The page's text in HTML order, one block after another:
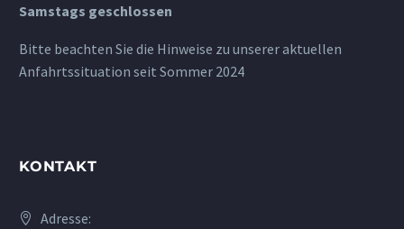
Samstags geschlossen
Bitte beachten Sie die Hinweise zu unserer aktuellen
Anfahrtssituation seit Sommer 2024
KONTAKT
Adresse: